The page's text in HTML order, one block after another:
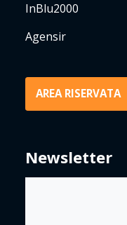
InBlu2000
Agensir
AREA RISERVATA
Newsletter